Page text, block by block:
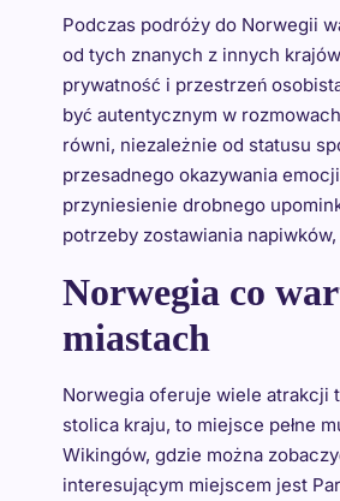
Podczas podróży do Norwegii
od tych znanych z innych
prywatność i przestrzeń
być autentycznym w
równi, niezależnie od statusu
przesadnego okazywania
przyniesienie drobnego
potrzeby zostawiania
Norwegia co
miastach
Norwegia oferuje wiele atrakcji
stolica kraju, to miejsce pełne
Wikingów, gdzie można
interesującym miejscem jest